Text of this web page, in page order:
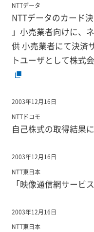
NTTデータ
NTTデータのカード
」小売業者向けに、
供 小売業者にて決済
トユーザとして株式
2003年12月16日
NTTドコモ
自己株式の取得結果
2003年12月16日
NTT東日本
「映像通信網サービ
2003年12月16日
NTT東日本